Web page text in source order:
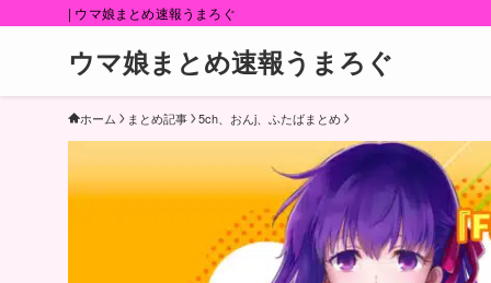
| ウマ娘まとめ速報うまろぐ
ウマ娘まとめ速報うまろぐ
ホーム まとめ記事 5ch、おんj、ふたばまとめ